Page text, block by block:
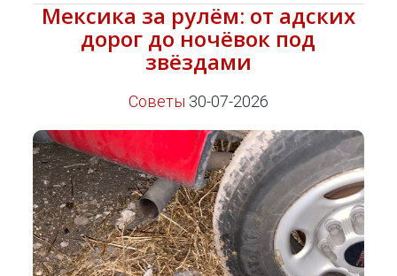
Мексика за рулём: от адских
дорог до ночёвок под
звёздами
Советы 30-07-2026